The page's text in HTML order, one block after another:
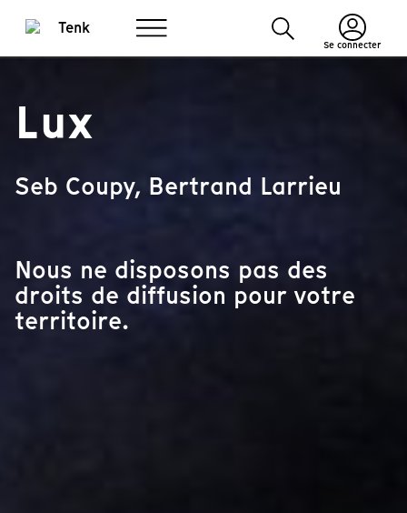
Se connecter
Lux
Seb Coupy, Bertrand Larrieu
Nous ne disposons pas des
droits de diffusion pour votre
territoire.